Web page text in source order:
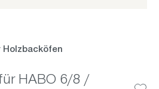
Holzbacköfen
HABO 6/8 /